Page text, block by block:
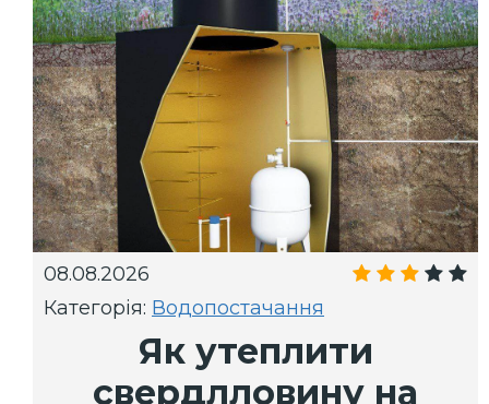
08.08.2026
Категорія: Водопостачання
Як утеплити
свердлловину на